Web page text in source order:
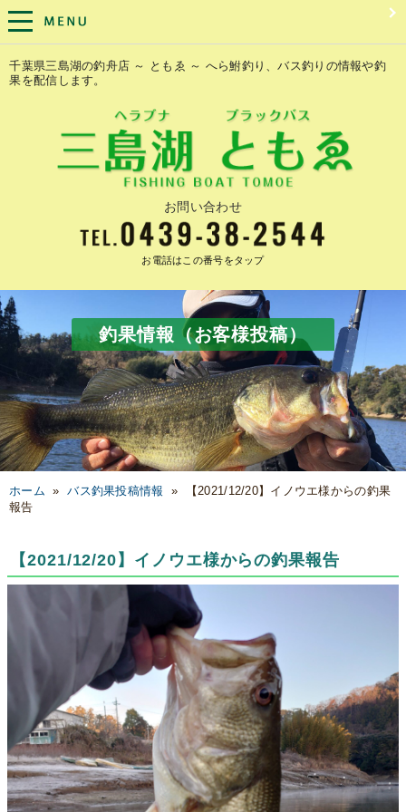
千葉県三島湖の釣舟店 ～ ともゑ ～ へら鮒釣り、バス釣りの情報や釣
果を配信します。
お問い合わせ
お電話はこの番号をタップ
釣果情報（お客様投稿）
ホーム »バス釣果投稿情報 »
【2021/12/20】イノウエ様からの釣果
報告
【2021/12/20】イノウエ様からの釣果報告